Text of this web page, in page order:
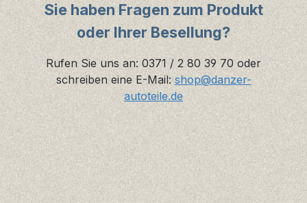
Sie haben Fragen zum Produkt
oder Ihrer Besellung?
Rufen Sie uns an: 0371 / 2 80 39 70 oder
schreiben eine E-Mail: shop@danzer-
autoteile.de